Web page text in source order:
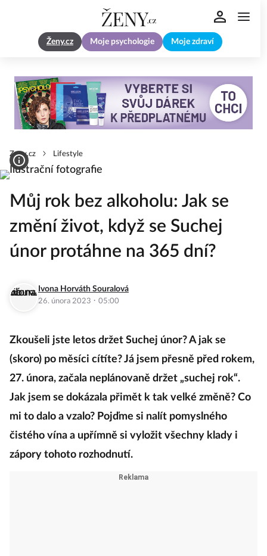
Ženy.cz Moje psychologie Moje zdraví
Zeny.cz Lifestyle
Můj rok bez alkoholu: Jak se
změní život, když se Suchej
únor protáhne na 365 dní?
Ivona Horváth Souralová
26. února 2023 · 05:00
Zkoušeli jste letos držet Suchej únor? A jak se
(skoro) po měsíci cítíte? Já jsem přesně před rokem,
27. února, začala neplánovaně držet „suchej rok“.
Jak jsem se dokázala přimět k tak velké změně? Co
mi to dalo a vzalo? Pojďme si nalít pomyslného
čistého vína a upřímně si vyložit všechny klady i
zápory tohoto rozhodnutí.